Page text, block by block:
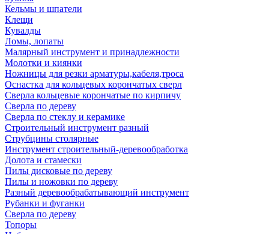
Кельмы и шпатели
Клещи
Кувалды
Ломы, лопаты
Малярный инструмент и принадлежности
Молотки и киянки
Ножницы для резки арматуры,кабеля,троса
Оснастка для кольцевых корончатых сверл
Сверла кольцевые корончатые по кирпичу
Сверла по дереву
Сверла по стеклу и керамике
Строительный инструмент разный
Струбцины столярные
Инструмент строительный-деревообработка
Долота и стамески
Пилы дисковые по дереву
Пилы и ножовки по дереву
Разный деревообрабатывающий инструмент
Рубанки и фуганки
Сверла по дереву
Топоры